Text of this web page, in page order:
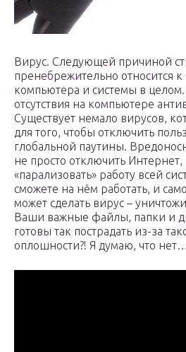
Вирус. Следующей причиной
пренебрежительно относится к
компьютера и системы в целом.
отсутствия на компьютере
Существует немало вирусов,
для того, чтобы отключить
глобальной паутины.
не просто отключить
«парализовать» работу всей
сможете на нём работать, и
может сделать вирус –
Ваши важные файлы, папки и
готовы так пострадать из-за
оплошности?! Я думаю, что нет…